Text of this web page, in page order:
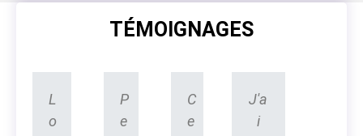
TÉMOIGNAGES
L
o
P
e
C
e
J'a
i